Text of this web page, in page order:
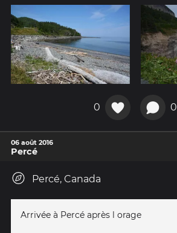
0 0
06 août 2016
Percé
Percé, Canada
Arrivée à Percé après l orage